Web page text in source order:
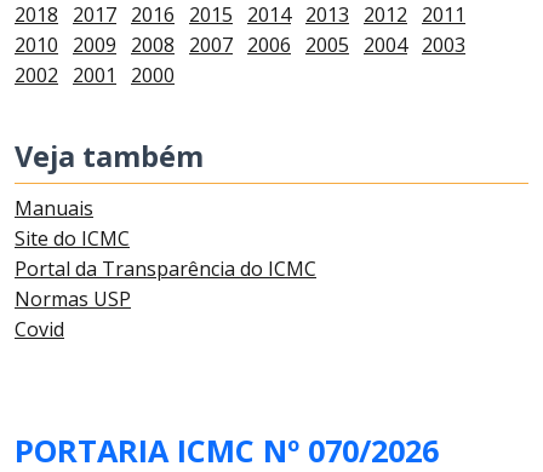
2018
2017 2016 2015 2014 2013 2012
2011
2010
2009 2008 2007 2006 2005 2004 2003
2002
2001 2000
Veja também
Manuais
Site do ICMC
Portal da Transparência do ICMC
Normas USP
Covid
PORTARIA ICMC Nº 070/2026